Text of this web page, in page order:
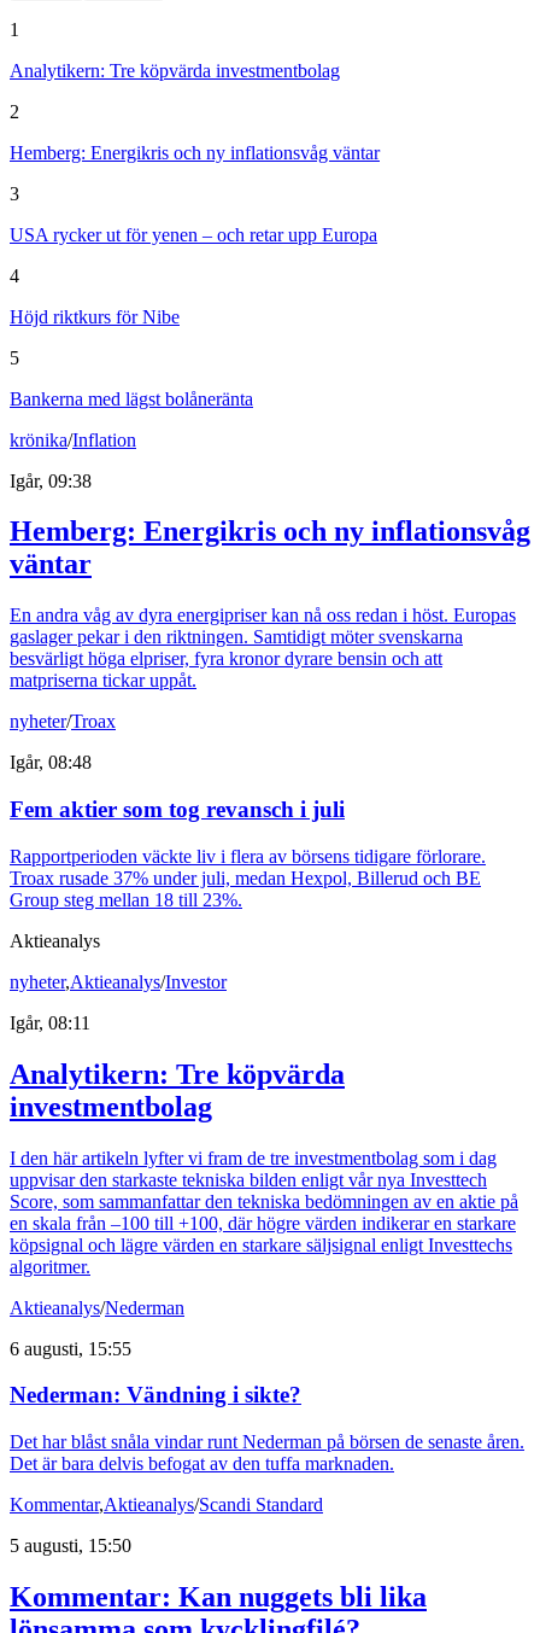
1
Analytikern: Tre köpvärda investmentbolag
2
Hemberg: Energikris och ny inflationsvåg väntar
3
USA rycker ut för yenen – och retar upp Europa
4
Höjd riktkurs för Nibe
5
Bankerna med lägst bolåneränta
krönika/Inflation
Igår, 09:38
Hemberg: Energikris och ny inflationsvåg
väntar
En andra våg av dyra energipriser kan nå oss redan i höst. Europas
gaslager pekar i den riktningen. Samtidigt möter svenskarna
besvärligt höga elpriser, fyra kronor dyrare bensin och att
matpriserna tickar uppåt.
nyheter/Troax
Igår, 08:48
Fem aktier som tog revansch i juli
Rapportperioden väckte liv i flera av börsens tidigare förlorare.
Troax rusade 37% under juli, medan Hexpol, Billerud och BE
Group steg mellan 18 till 23%.
Aktieanalys
nyheter,Aktieanalys/Investor
Igår, 08:11
Analytikern: Tre köpvärda
investmentbolag
I den här artikeln lyfter vi fram de tre investmentbolag som i dag
uppvisar den starkaste tekniska bilden enligt vår nya Investtech
Score, som sammanfattar den tekniska bedömningen av en aktie på
en skala från –100 till +100, där högre värden indikerar en starkare
köpsignal och lägre värden en starkare säljsignal enligt Investtechs
algoritmer.
Aktieanalys/Nederman
6 augusti, 15:55
Nederman: Vändning i sikte?
Det har blåst snåla vindar runt Nederman på börsen de senaste åren.
Det är bara delvis befogat av den tuffa marknaden.
Kommentar,Aktieanalys/Scandi Standard
5 augusti, 15:50
Kommentar: Kan nuggets bli lika